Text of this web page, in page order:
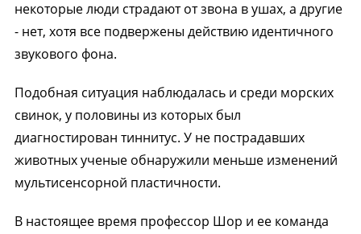
некоторые люди страдают от звона в ушах, а другие
- нет, хотя все подвержены действию идентичного
звукового фона.
Подобная ситуация наблюдалась и среди морских
свинок, у половины из которых был
диагностирован тиннитус. У не пострадавших
животных ученые обнаружили меньше изменений
мультисенсорной пластичности.
В настоящее время профессор Шор и ее команда